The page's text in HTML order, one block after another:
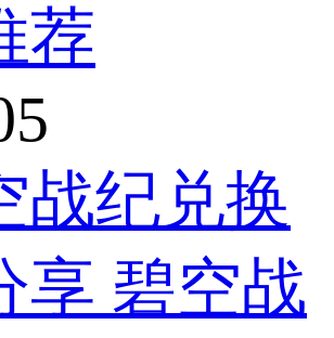
荐
战纪兑换
享 碧空战